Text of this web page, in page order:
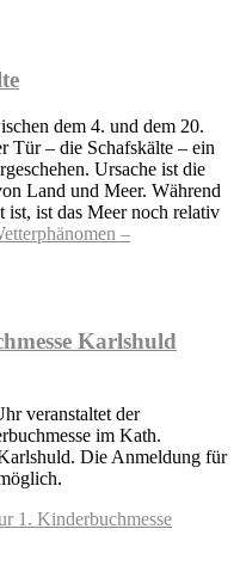
dem 4. und dem 20.
Tür – die Schafskälte – ein
Ursache ist die
Land und Meer. Während
ist, ist das Meer noch relativ
–
Karlshuld
veranstaltet der
im Kath.
Die Anmeldung für
1. Kinderbuchmesse